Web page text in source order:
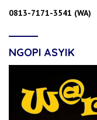
0813-7171-3541 (WA)
NGOPI ASYIK